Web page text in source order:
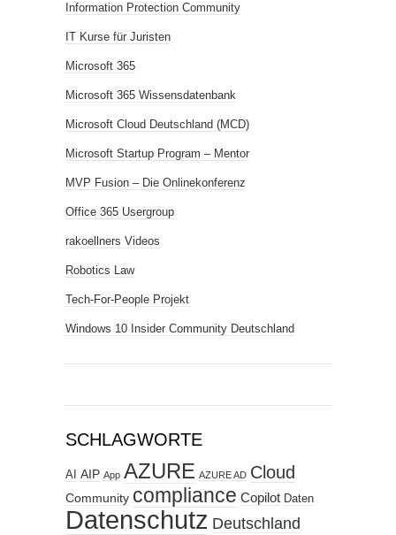
Information Protection Community
IT Kurse für Juristen
Microsoft 365
Microsoft 365 Wissensdatenbank
Microsoft Cloud Deutschland (MCD)
Microsoft Startup Program – Mentor
MVP Fusion – Die Onlinekonferenz
Office 365 Usergroup
rakoellners Videos
Robotics Law
Tech-For-People Projekt
Windows 10 Insider Community Deutschland
SCHLAGWORTE
AI AIP App AZURE AZURE AD Cloud
Community compliance Copilot Daten
Datenschutz Deutschland